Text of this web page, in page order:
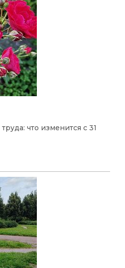
что изменится с 31